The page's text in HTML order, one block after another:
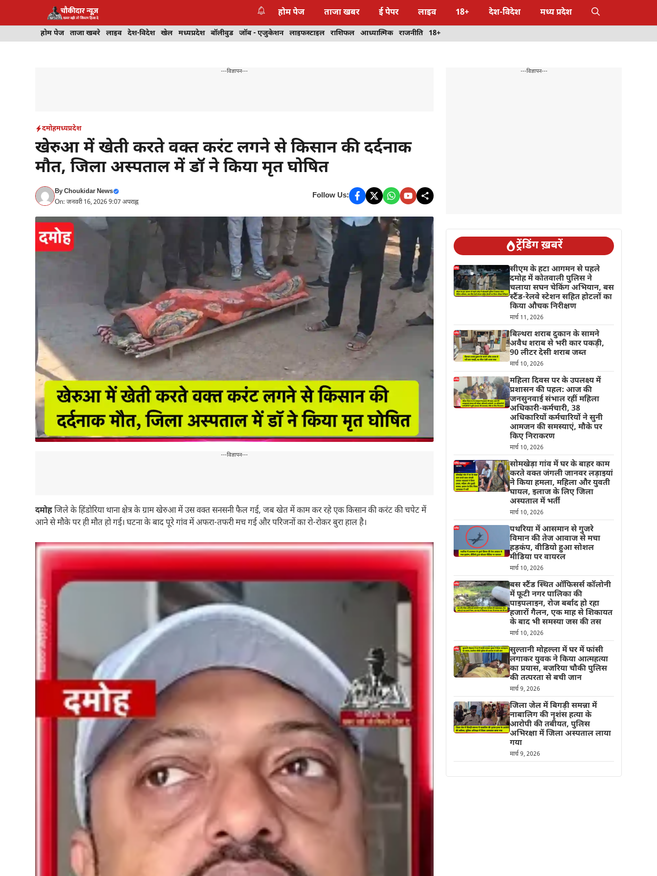
होम पेज ताजा खबर ई पेपर लाइव 18+ देश-विदेश मध्य प्रदेश
होम पेज ताजा खबरे लाइव देश-विदेश खेल मध्यप्रदेश बॉलीवुड जॉब - एजुकेशन लाइफस्टाइल राशिफल आध्यात्मिक राजनीति 18+
---विज्ञापन---
दमोहमध्यप्रदेश
खेरुआ में खेती करते वक्त करंट लगने से किसान की दर्दनाक
मौत, जिला अस्पताल में डॉ ने किया मृत घोषित
ByChoukidar News
On: जनवरी 16, 2026 9:07 अपराह्न
Follow Us:
---विज्ञापन---
दमोहजिले के हिंडोरिया थाना क्षेत्र के ग्राम खेरुआ में उस वक्त सनसनी फैल गई, जब खेत में काम कर रहे एक किसान की करंट की चपेट में
आने से मौके पर ही मौत हो गई। घटना के बाद पूरे गांव में अफरा-तफरी मच गई और परिजनों का रो-रोकर बुरा हाल है।
---विज्ञापन---
ट्रेंडिंग ख़बरें
सीएम के हटा आगमन से पहले
दमोह में कोतवाली पुलिस ने
चलाया सघन चेकिंग अभियान, बस
स्टैंड-रेलवे स्टेशन सहित होटलों का
किया औचक निरीक्षण
मार्च 11, 2026
बिल्थरा शराब दुकान के सामने
अवैध शराब से भरी कार पकड़ी,
90 लीटर देसी शराब जब्त
मार्च 10, 2026
महिला दिवस पर के उपलक्ष्य में
प्रशासन की पहल: आज की
जनसुनवाई संभाल रहीं महिला
अधिकारी-कर्मचारी, 38
अधिकारियों कर्मचारियों ने सुनी
आमजन की समस्याएं, मौके पर
किए निराकरण
मार्च 10, 2026
सोमखेड़ा गांव में घर के बाहर काम
करते वक्त जंगली जानवर लड़ाइयां
ने किया हमला, महिला और युवती
घायल, इलाज के लिए जिला
अस्पताल में भर्ती
मार्च 10, 2026
पथरिया में आसमान से गुजरे
विमान की तेज आवाज से मचा
हड़कंप, वीडियो हुआ सोशल
मीडिया पर वायरल
मार्च 10, 2026
बस स्टैंड स्थित ऑफिसर्स कॉलोनी
में फूटी नगर पालिका की
पाइपलाइन, रोज बर्बाद हो रहा
हजारों गैलन, एक माह से शिकायत
के बाद भी समस्या जस की तस
मार्च 10, 2026
सुल्तानी मोहल्ला में घर में फांसी
लगाकर युवक ने किया आत्महत्या
का प्रयास, बजरिया चौकी पुलिस
की तत्परता से बची जान
मार्च 9, 2026
जिला जेल में बिगड़ी समन्ना में
नाबालिग की नृशंस हत्या के
आरोपी की तबीयत, पुलिस
अभिरक्षा में जिला अस्पताल लाया
गया
मार्च 9, 2026